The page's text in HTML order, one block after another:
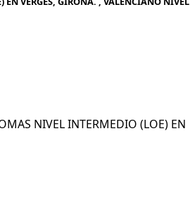
NIVEL INTERMEDIO (LOE) EN